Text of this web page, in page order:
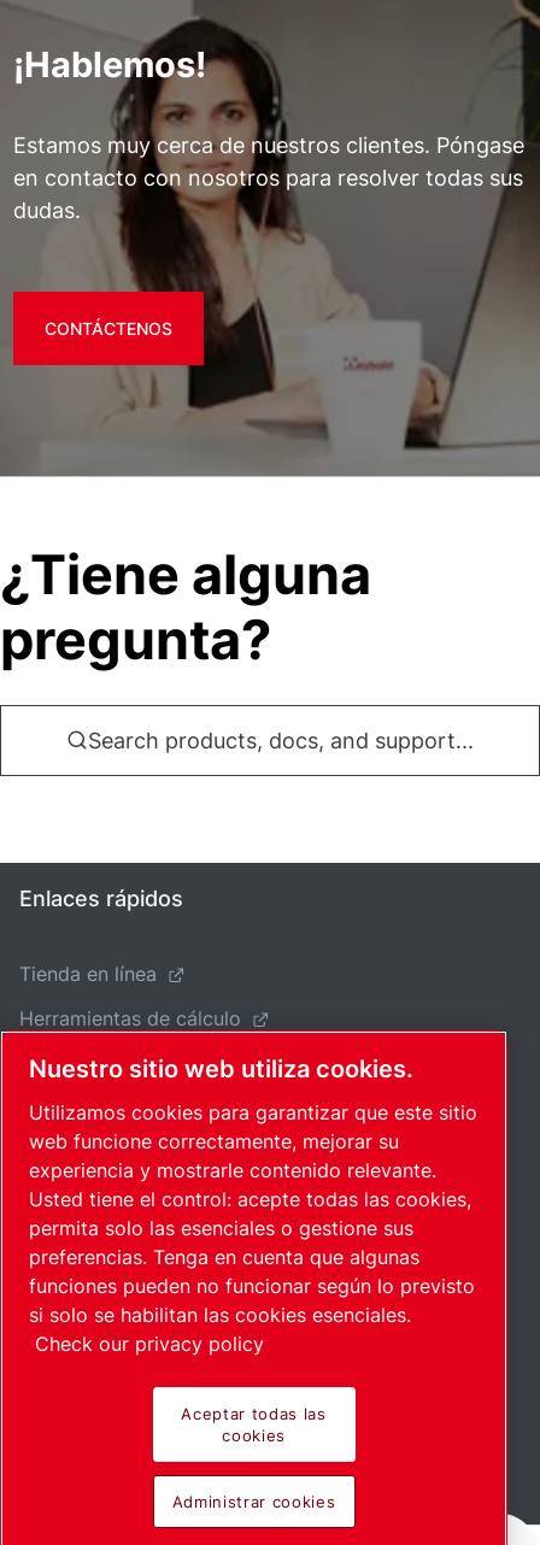
¡Hablemos!
Estamos muy cerca de nuestros clientes. Póngase
en contacto con nosotros para resolver todas sus
dudas.
CONTÁCTENOS
¿Tiene alguna
pregunta?
Search products, docs, and support...
Enlaces rápidos
Tienda en línea
Herramientas de cálculo
Analizador de sonido
Avisos legales y de privacidad
Pie de imprenta
Protección para los denunciantes
Accesibilidad
Proveedores
Oficinas regionales
Oportunidades profesionales
Nuestro sitio web utiliza cookies.
Utilizamos cookies para garantizar que este sitio
web funcione correctamente, mejorar su
experiencia y mostrarle contenido relevante.
Usted tiene el control: acepte todas las cookies,
permita solo las esenciales o gestione sus
preferencias. Tenga en cuenta que algunas
funciones pueden no funcionar según lo previsto
si solo se habilitan las cookies esenciales.
Check our privacy policy
Aceptar todas las
cookies
Administrar cookies